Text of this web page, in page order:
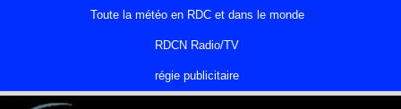
Toute la météo en RDC et dans le monde
RDCN Radio/TV
régie publicitaire